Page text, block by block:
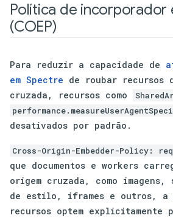
Política de incorporador
(COEP)
Para reduzir a capacidade de
em Spectre de roubar recursos
cruzada, recursos como
desativados por padrão.
Cross-Origin-Embedder-Policy:
que documentos e workers
origem cruzada, como
de estilo, iframes e outros, a
recursos optem explicitamente